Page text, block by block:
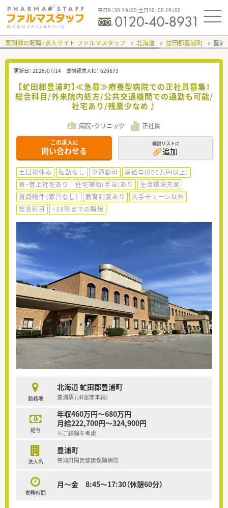
平日9：30-19：00 土日10：00-19：00
薬剤師の転職・求人サイト ファルマスタッフ 北海道 虻田郡豊浦町 豊浦
更新日： 2026/07/14 薬剤師求人ID： 620873
【虻田郡豊浦町】≪急募≫療養型病院での正社員募集！
総合科目/外来院内処方/公共交通機関での通勤も可能/
社宅あり/残業少なめ♪
病院・クリニック 正社員
この求人に
問い合わせる
検討リストに
追加
土日祝休み 転勤なし 車通勤可
高給与(600万円以上)
寮・借上社宅あり
住宅補助(手当)あり
生活環境充実
賃貸物件（家具なし）
教育制度あり
大手チェーン以外
総合科目
~18時までの職場
勤務地
北海道 虻田郡豊浦町
豊浦駅 (JR室蘭本線)
給与
年収460万円～680万円
月給222,700円～324,900円
※ご経験を考慮
法人名
豊浦町
豊浦町国民健康保険病院
勤務時間
月～金 8:45～17:30（休憩60分）